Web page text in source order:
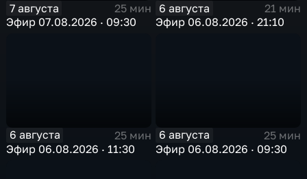
7 августа
25 мин
Эфир 07.08.2026 · 09:30
6 августа
21 мин
Эфир 06.08.2026 · 21:10
6 августа
25 мин
Эфир 06.08.2026 · 11:30
6 августа
25 мин
Эфир 06.08.2026 · 09:30